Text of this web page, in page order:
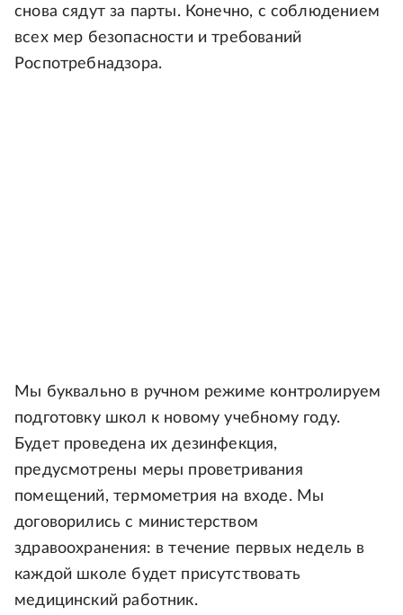
снова сядут за парты. Конечно, с соблюдением
всех мер безопасности и требований
Роспотребнадзора.
Мы буквально в ручном режиме контролируем
подготовку школ к новому учебному году.
Будет проведена их дезинфекция,
предусмотрены меры проветривания
помещений, термометрия на входе. Мы
договорились с министерством
здравоохранения: в течение первых недель в
каждой школе будет присутствовать
медицинский работник.